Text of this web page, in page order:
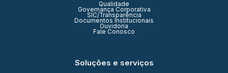
Qualidade
Governança Corporativa
SIC/Transparência
Documentos Institucionais
Ouvidoria
Fale Conosco
Soluções e serviços